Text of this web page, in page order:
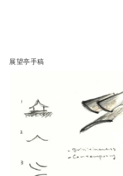
展望亭手稿